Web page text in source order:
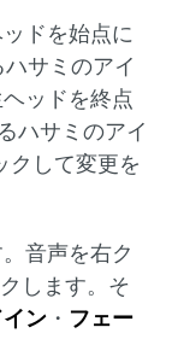
ドを始点に
サミのアイ
ッドを終点
ハサミのアイ
クして変更を
音声を右ク
します。そ
ン ・ フェー